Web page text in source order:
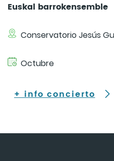
Euskal barrokensemble
Conservatorio Jesús
Octubre
+ info concierto